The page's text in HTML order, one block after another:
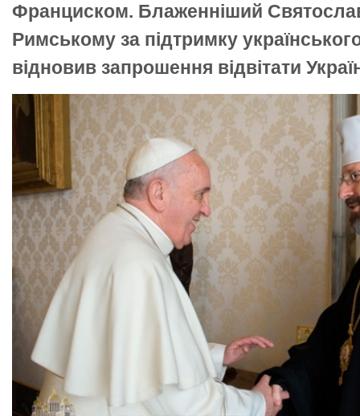
Франциском. Блаженніший
Римському за підтримку
відновив запрошення відвітати